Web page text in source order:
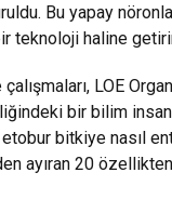
Bu yapay
teknoloji haline
LOE
bir bilim insanı
bitkiye nasıl
ayıran 20 özellikten